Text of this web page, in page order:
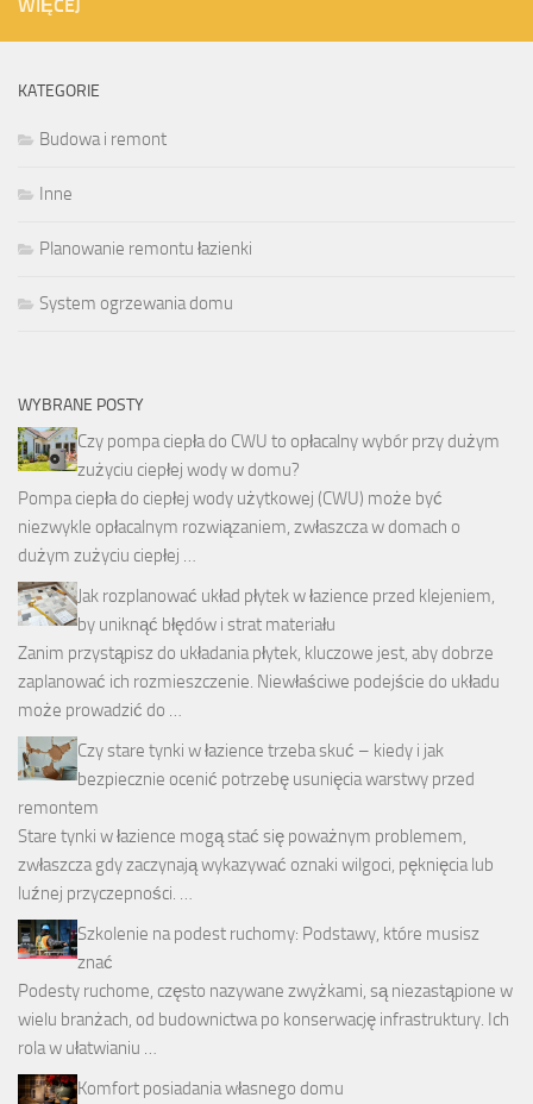
WIĘCEJ
KATEGORIE
Budowa i remont
Inne
Planowanie remontu łazienki
System ogrzewania domu
WYBRANE POSTY
Czy pompa ciepła do CWU to opłacalny wybór przy dużym
zużyciu ciepłej wody w domu?
Pompa ciepła do ciepłej wody użytkowej (CWU) może być
niezwykle opłacalnym rozwiązaniem, zwłaszcza w domach o
dużym zużyciu ciepłej …
Jak rozplanować układ płytek w łazience przed klejeniem,
by uniknąć błędów i strat materiału
Zanim przystąpisz do układania płytek, kluczowe jest, aby dobrze
zaplanować ich rozmieszczenie. Niewłaściwe podejście do układu
może prowadzić do …
Czy stare tynki w łazience trzeba skuć – kiedy i jak
bezpiecznie ocenić potrzebę usunięcia warstwy przed
remontem
Stare tynki w łazience mogą stać się poważnym problemem,
zwłaszcza gdy zaczynają wykazywać oznaki wilgoci, pęknięcia lub
luźnej przyczepności. …
Szkolenie na podest ruchomy: Podstawy, które musisz
znać
Podesty ruchome, często nazywane zwyżkami, są niezastąpione w
wielu branżach, od budownictwa po konserwację infrastruktury. Ich
rola w ułatwianiu …
Komfort posiadania własnego domu